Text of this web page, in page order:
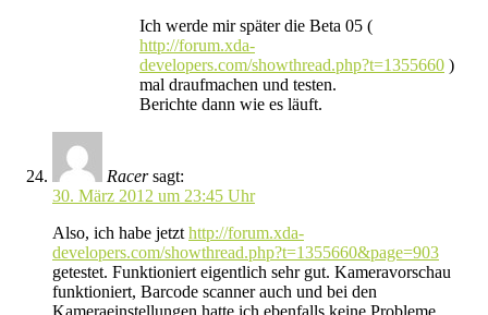
Ich werde mir später die Beta 05 (
http://forum.xda-
developers.com/showthread.php?t=1355660 )
mal draufmachen und testen.
Berichte dann wie es läuft.
Racer sagt:
30. März 2012 um 23:45 Uhr
Also, ich habe jetzt http://forum.xda-
developers.com/showthread.php?t=1355660&page=903
getestet. Funktioniert eigentlich sehr gut. Kameravorschau
funktioniert, Barcode scanner auch und bei den
Kameraeinstellungen hatte ich ebenfalls keine Probleme.